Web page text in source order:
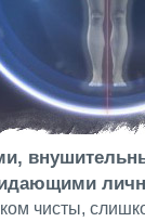
чисты,